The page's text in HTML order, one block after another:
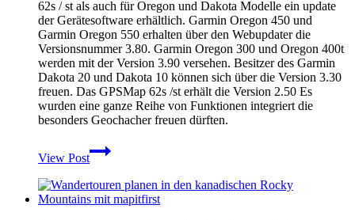
62s / st als auch für Oregon und Dakota Modelle ein update
der Gerätesoftware erhältlich. Garmin Oregon 450 und
Garmin Oregon 550 erhalten über den Webupdater die
Versionsnummer 3.80. Garmin Oregon 300 und Oregon 400t
werden mit der Version 3.90 versehen. Besitzer des Garmin
Dakota 20 und Dakota 10 können sich über die Version 3.30
freuen. Das GPSMap 62s /st erhält die Version 2.50 Es
wurden eine ganze Reihe von Funktionen integriert die
besonders Geochacher freuen dürften.
View Post
Neue
Firmware
Garmin
Oregon